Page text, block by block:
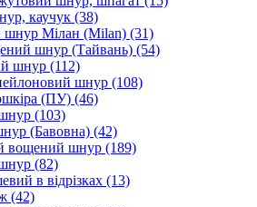
каучук (38)
шнур Мілан (Milan) (31)
шнур (Тайвань) (54)
шнур (112)
шнур (108)
(ПУ) (46)
(103)
(Бавовна) (42)
вощений шнур (189)
(82)
в відрізках (13)
(42)